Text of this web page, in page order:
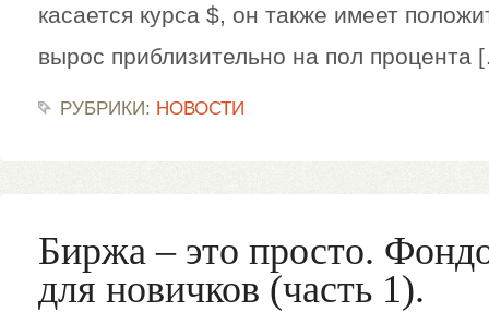
касается курса $, он также имеет
вырос приблизительно на пол процента
РУБРИКИ: НОВОСТИ
Биржа – это просто.
для новичков (часть 1).